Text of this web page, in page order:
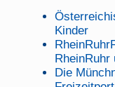
Kinder
RheinRuhr
Die